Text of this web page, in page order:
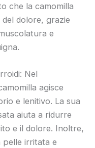
che la camomilla
dolore, grazie
e
Nel
agisce
e lenitivo. La sua
aiuta a ridurre
e il dolore. Inoltre,
pelle irritata e